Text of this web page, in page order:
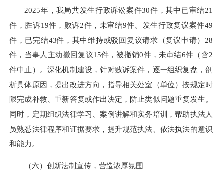
2025年，我局共发生行政诉讼案件30件，其中已审结21
件，胜诉19件，败诉2件，未审结9件。发生行政复议案件49
件，已完结43件，其中维持或驳回复议请求（复议申请）28
件，当事人主动撤回复议15件，被撤销0件，未审结6件（含2
件中止）。深化机制建设，针对败诉案件，逐一组织复盘，剖
析具体原因，提出改进方向，指导相关处室（单位）按规定时
限完成补救、重新答复或作出决定，防止类似问题重复发生。
同时，定期组织法律学习、案例讲解和实务培训，帮助执法人
员熟悉法律程序和证据要求，提升规范执法、依法执法的意识
和能力。
（六）创新法制宣传，营造浓厚氛围